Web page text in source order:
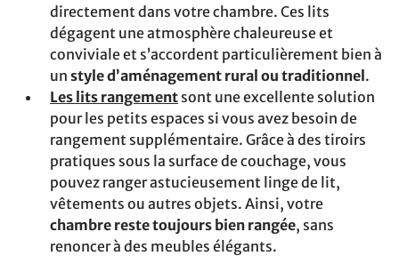
directement dans votre chambre. Ces lits
dégagent une atmosphère chaleureuse et
conviviale et s’accordent particulièrement bien à
un style d’aménagement rural ou traditionnel .
Les lits rangement sont une excellente solution
pour les petits espaces si vous avez besoin de
rangement supplémentaire. Grâce à des tiroirs
pratiques sous la surface de couchage, vous
pouvez ranger astucieusement linge de lit,
vêtements ou autres objets. Ainsi, votre
chambre reste toujours bien rangée, sans
renoncer à des meubles élégants.